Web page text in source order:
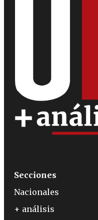
Secciones
Nacionales
+ análisis